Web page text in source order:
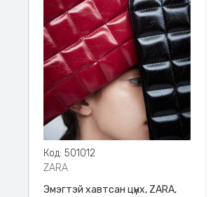
Код: 501012
ZARA
Эмэгтэй хавтсан цүнх, ZARA,